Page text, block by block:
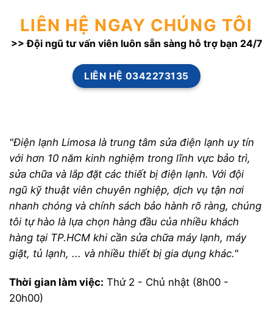
LIÊN HỆ NGAY CHÚNG TÔI
>> Đội ngũ tư vấn viên luôn sẵn sàng hỗ trợ bạn 24/7
LIÊN HỆ 0342273135
"Điện lạnh Limosa là trung tâm sửa điện lạnh uy tín
với hơn 10 năm kinh nghiệm trong lĩnh vực bảo trì,
sửa chữa và lắp đặt các thiết bị điện lạnh. Với đội
ngũ kỹ thuật viên chuyên nghiệp, dịch vụ tận nơi
nhanh chóng và chính sách bảo hành rõ ràng, chúng
tôi tự hào là lựa chọn hàng đầu của nhiều khách
hàng tại TP.HCM khi cần sửa chữa máy lạnh, máy
giặt, tủ lạnh, ... và nhiều thiết bị gia dụng khác."
Thời gian làm việc: Thứ 2 - Chủ nhật (8h00 -
20h00)